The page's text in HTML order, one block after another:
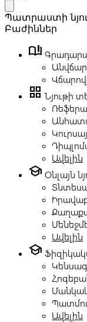
Պատրաստի
Բաժիններ
book_ribbon
grid_view Նյութի
Ավելին
school Օնլայն
Ավելին
school
Ավելին